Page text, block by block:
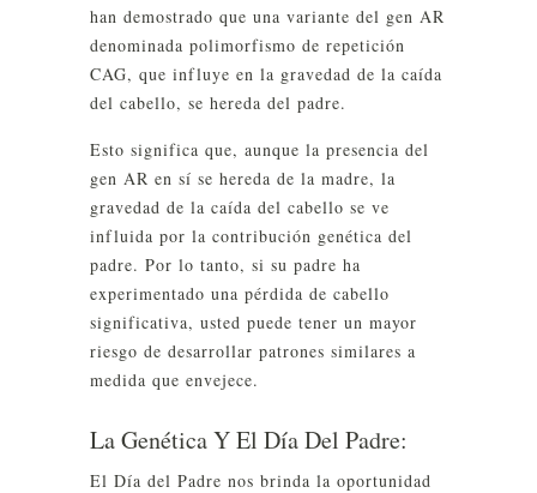
han demostrado que una variante del gen AR
denominada polimorfismo de repetición
CAG, que influye en la gravedad de la caída
del cabello, se hereda del padre.
Esto significa que, aunque la presencia del
gen AR en sí se hereda de la madre, la
gravedad de la caída del cabello se ve
influida por la contribución genética del
padre. Por lo tanto, si su padre ha
experimentado una pérdida de cabello
significativa, usted puede tener un mayor
riesgo de desarrollar patrones similares a
medida que envejece.
La Genética Y El Día Del Padre:
El Día del Padre nos brinda la oportunidad